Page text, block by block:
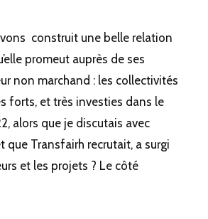
construit une belle relation
promeut auprès de ses
non marchand : les collectivités
forts, et très investies dans le
alors que je discutais avec
Transfairh recrutait, a surgi
et les projets ? Le côté